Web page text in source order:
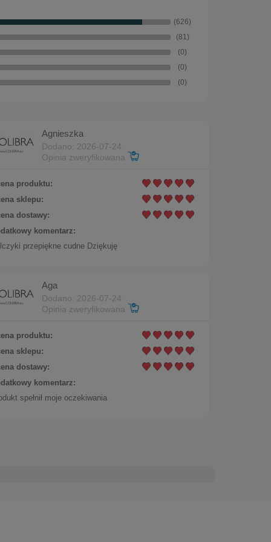
Do koszyka
( B23/KOR/237/2AU)
(626)
(81)
(0)
(0)
(0)
Agnieszka
Dodano: 2026-07-24
Opinia zweryfikowana
produktu:
sklepu:
dostawy:
komentarz:
przepiękne cudne Dziękuję
Aga
Dodano: 2026-07-24
Opinia zweryfikowana
produktu:
sklepu:
dostawy:
komentarz:
spełnił moje oczekiwania